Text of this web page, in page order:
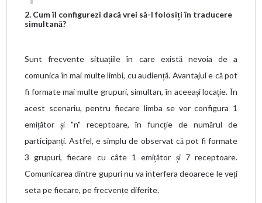
2. Cum îl configurezi dacă vrei să-l folosiți în traducere
simultană?
Sunt frecvente situațiile în care există nevoia de a
comunica în mai multe limbi, cu audiență. Avantajul e că pot
fi formate mai multe grupuri, simultan, în aceeași locație. În
acest scenariu, pentru fiecare limba se vor configura 1
emițător și "n" receptoare, în funcție de numărul de
participanți. Astfel, e simplu de observat că pot fi formate
3 grupuri, fiecare cu câte 1 emițător și 7 receptoare.
Comunicarea dintre gupuri nu va interfera deoarece le veți
seta pe fiecare, pe frecvențe diferite.